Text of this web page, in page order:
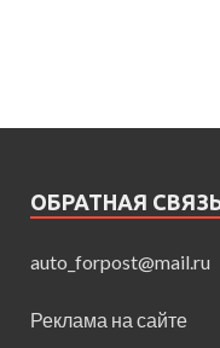
ОБРАТНАЯ
auto_forpost@mail.ru
Реклама на сайте